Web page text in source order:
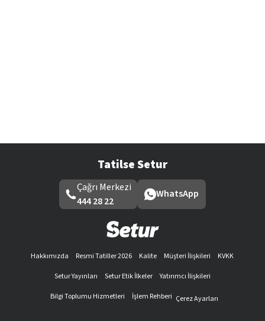
Tatilse Setur
Çağrı Merkezi
444 28 22
WhatsApp
Hakkımızda Resmi Tatiller 2026 Kalite Müşteri İlişkileri
KVKK
Setur Yayınları
Setur Etik İlkeler
Yatırımcı İlişkileri
Bilgi Toplumu Hizmetleri
İşlem Rehberi Çerez Ayarları